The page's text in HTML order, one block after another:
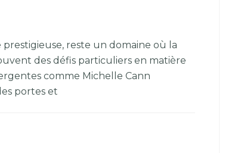
prestigieuse, reste un domaine où la
des défis particuliers en matière
comme Michelle Cann
portes et